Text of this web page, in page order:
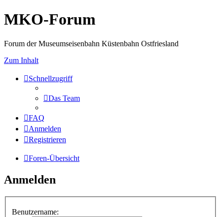
MKO-Forum
Forum der Museumseisenbahn Küstenbahn Ostfriesland
Zum Inhalt
Schnellzugriff
Das Team
FAQ
Anmelden
Registrieren
Foren-Übersicht
Anmelden
Benutzername: